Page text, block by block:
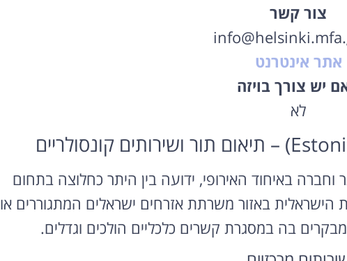
צור קשר
אתר אינטרנט
יש צורך בויזה
לא
באיחוד האירופי, ידועה בין היתר כחלוצה בתחום
הישראלית באזור משרתת אזרחים ישראלים המתגוררים או
בה במסגרת קשרים כלכליים הולכים וגדלים.